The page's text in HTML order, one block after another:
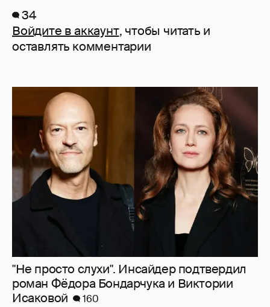
34
Войдите в аккаунт, чтобы читать и
оставлять комментарии
"Не просто слухи". Инсайдер подтвердил
роман Фёдора Бондарчука и Виктории
Исаковой
160